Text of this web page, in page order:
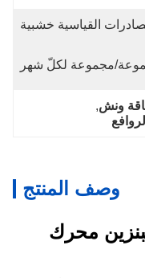
القياسية خشبية
ونش ,
وصف المنتج
محرك